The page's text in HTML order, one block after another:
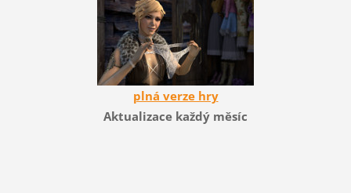
plná verze hry
Aktualizace každý měsíc